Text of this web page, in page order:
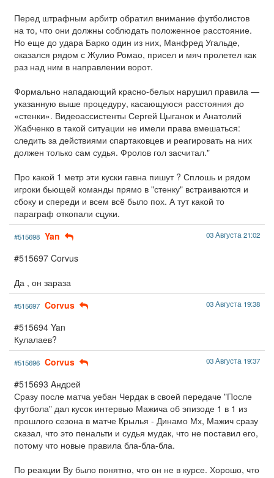
Перед штрафным арбитр обратил внимание футболистов
на то, что они должны соблюдать положенное расстояние.
Но еще до удара Барко один из них, Манфред Угальде,
оказался рядом с Жулио Ромао, присел и мяч пролетел как
раз над ним в направлении ворот.
Формально нападающий красно-белых нарушил правила —
указанную выше процедуру, касающуюся расстояния до
«стенки». Видеоассистенты Сергей Цыганок и Анатолий
Жабченко в такой ситуации не имели права вмешаться:
следить за действиями спартаковцев и реагировать на них
должен только сам судья. Фролов гол засчитал."
Про какой 1 метр эти куски гавна пишут ? Сплошь и рядом
игроки бьющей команды прямо в "стенку" встраиваются и
сбоку и спереди и всем всё было пох. А тут какой то
параграф откопали сцуки.
#515698 Yan 03 Августа 21:02
#515697 Corvus
Да , он зараза
#515697 Corvus 03 Августа 19:38
#515694 Yan
Кулалаев?
#515696 Corvus 03 Августа 19:37
#515693 Aндpeй
Сразу после матча уебан Чердак в своей передаче "После
футбола" дал кусок интервью Мажича об эпизоде 1 в 1 из
прошлого сезона в матче Крылья - Динамо Мх, Мажич сразу
сказал, что это пенальти и судья мудак, что не поставил его,
потому что новые правила бла-бла-бла.
По реакции Ву было понятно, что он не в курсе. Хорошо, что